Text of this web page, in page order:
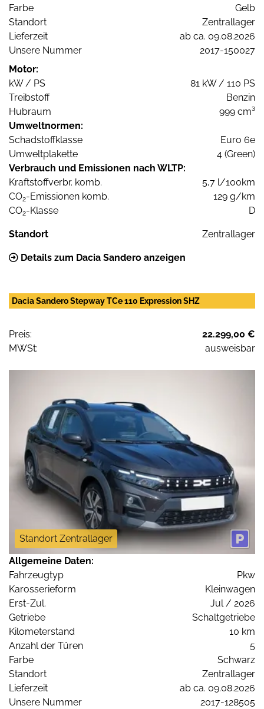
Farbe
Gelb
Standort
Zentrallager
Lieferzeit
ab ca. 09.08.2026
Unsere Nummer
2017-150027
Motor:
kW / PS
81 kW / 110 PS
Treibstoff
Benzin
Hubraum
999 cm³
Umweltnormen:
Schadstoffklasse
Euro 6e
Umweltplakette
4 (Green)
Verbrauch und Emissionen nach WLTP:
Kraftstoffverbr. komb.
5,7 l/100km
CO2-Emissionen komb.
129 g/km
CO2-Klasse D
Standort Zentrallager
Details zum Dacia Sandero anzeigen
Dacia Sandero Stepway TCe 110 Expression SHZ
Preis:
22.299,00 €
MWSt:
ausweisbar
Standort Zentrallager
Allgemeine Daten:
Fahrzeugtyp
Pkw
Karosserieform
Kleinwagen
Erst-Zul.
Jul / 2026
Getriebe
Schaltgetriebe
Kilometerstand
10 km
Anzahl der Türen
5
Farbe
Schwarz
Standort
Zentrallager
Lieferzeit
ab ca. 09.08.2026
Unsere Nummer
2017-128505